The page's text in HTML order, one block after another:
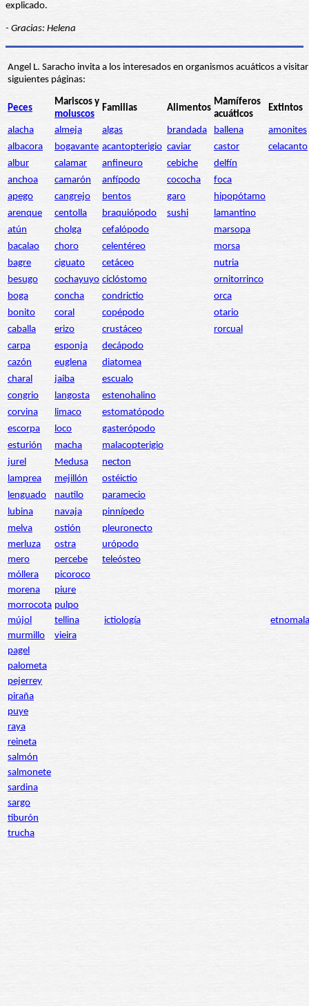
explicado.
- Gracias: Helena
Angel L. Saracho invita a los interesados en organismos acuáticos a
siguientes páginas:
Peces
Mariscos y
moluscos
Familias Alimentos
Mamíferos
acuáticos
Extintos
alacha almeja algas brandada ballena
amonites
albacora
bogavante acantopterigio caviar castor
celacanto
albur
calamar anfineuro cebiche
delfín
anchoa
camarón anfípodo cococha
foca
apego
cangrejo bentos garo
hipopótamo
arenque
centolla braquiópodo sushi
lamantino
atún
cholga cefalópodo
marsopa
bacalao
choro celentéreo
morsa
bagre
ciguato cetáceo
nutria
besugo
cochayuyo ciclóstomo
ornitorrinco
boga
concha condrictio
orca
bonito
coral copépodo
otario
caballa
erizo crustáceo
rorcual
carpa
esponja
decápodo
cazón
euglena
diatomea
charal
jaiba
escualo
congrio
langosta
estenohalino
corvina
limaco
estomatópodo
escorpa
loco
gasterópodo
esturión
macha
malacopterigio
jurel
Medusa
necton
lamprea
mejillón
ostéictio
lenguado
nautilo
paramecio
lubina
navaja
pinnípedo
melva
ostión
pleuronecto
merluza
ostra
urópodo
mero
percebe
teleósteo
móllera
picoroco
morena
piure
morrocota pulpo
mújol
tellina ictiología
murmillo
vieira
pagel
palometa
pejerrey
piraña
puye
raya
reineta
salmón
salmonete
sardina
sargo
tiburón
trucha